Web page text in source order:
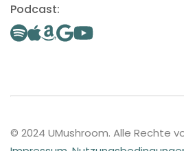
Podcast:
© 2024 UMushroom. Alle Rechte